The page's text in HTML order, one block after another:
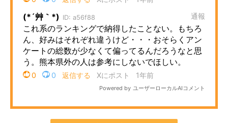
IT製品の技術・比較・事例
製造業のIT導入・活用を支援
モノづくり技術者専門サイト